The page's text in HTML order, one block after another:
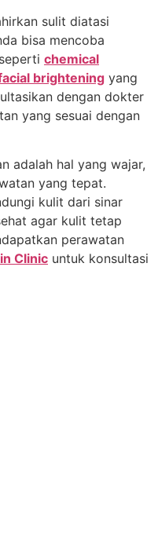
sulit diatasi
bisa mencoba
chemical
brightening yang
dengan dokter
yang sesuai dengan
adalah hal yang wajar,
yang tepat.
kulit dari sinar
agar kulit tetap
perawatan
Clinic untuk konsultasi